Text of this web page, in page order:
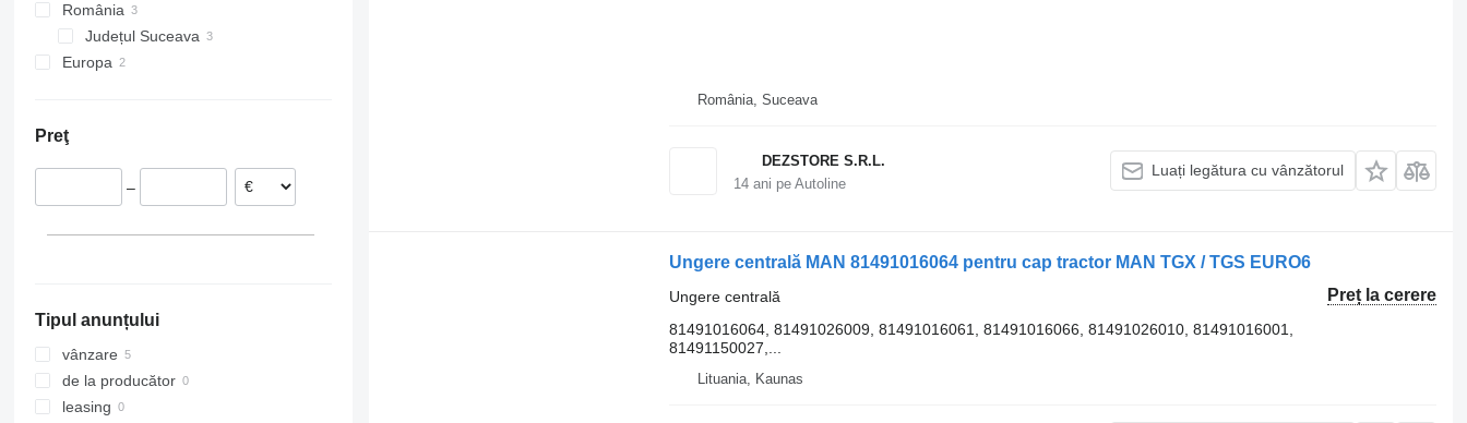
România
Județul Suceava
Europa
Preţ
–
Tipul anunțului
vânzare
de la producător
leasing
România, Suceava
DEZSTORE S.R.L.
14ani pe Autoline
Luați legătura cu vânzătorul
Ungere centrală MAN 81491016064 pentru cap tractor MAN TGX / TGS EURO6
Preț la cerere
Ungere centrală
81491016064, 81491026009, 81491016061, 81491016066, 81491026010, 81491016001,
81491150027,...
Lituania, Kaunas